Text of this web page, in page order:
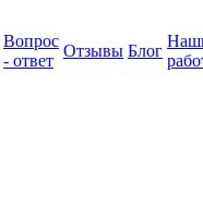
Вопрос
- ответ
Отзывы Блог